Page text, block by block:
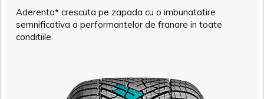
Aderenta* crescuta pe zapada cu o imbunatatire
semnificativa a performantelor de franare in toate
conditiile.